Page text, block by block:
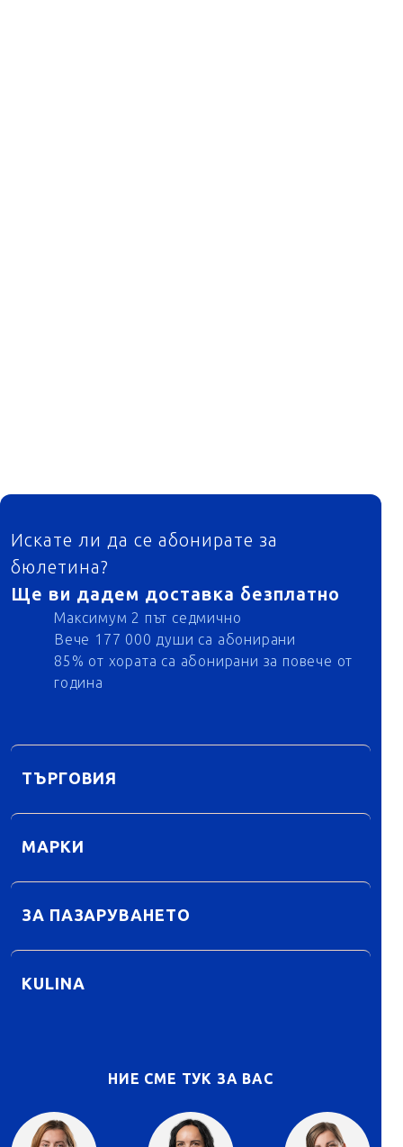
ФУТЕР
Искате ли да се абонирате за
бюлетина?
Ще ви дадем доставка безплатно
Максимум 2 път седмично
Вече 177 000 души са абонирани
85% от хората са абонирани за повече от
година
ТЪРГОВИЯ
МАРКИ
ЗА ПАЗАРУВАНЕТО
KULINA
НИЕ СМЕ ТУК ЗА ВАС